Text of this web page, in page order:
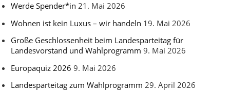
Werde Spender*in 21. Mai 2026
Wohnen ist kein Luxus – wir handeln 19. Mai 2026
Große Geschlossenheit beim Landesparteitag für
Landesvorstand und Wahlprogramm 9. Mai 2026
Europaquiz 2026 9. Mai 2026
Landesparteitag zum Wahlprogramm 29. April 2026